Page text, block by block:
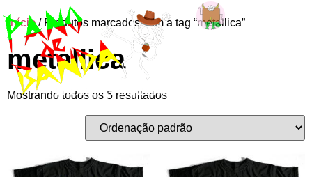
Início/ Produtos marcados com a tag “metallica”
metallica
Mostrando todos os 5 resultados